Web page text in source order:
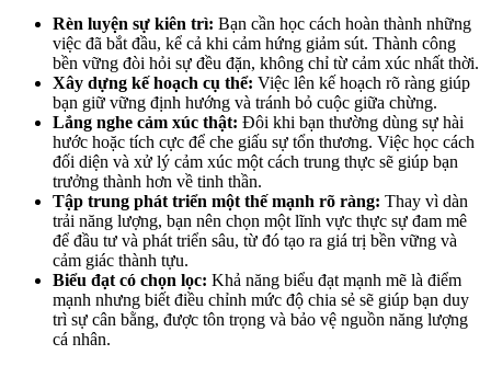
Rèn luyện sự kiên trì: Bạn cần học cách hoàn thành những
việc đã bắt đầu, kể cả khi cảm hứng giảm sút. Thành công
bền vững đòi hỏi sự đều đặn, không chỉ từ cảm xúc nhất thời.
Xây dựng kế hoạch cụ thể: Việc lên kế hoạch rõ ràng giúp
bạn giữ vững định hướng và tránh bỏ cuộc giữa chừng.
Lắng nghe cảm xúc thật: Đôi khi bạn thường dùng sự hài
hước hoặc tích cực để che giấu sự tổn thương. Việc học cách
đối diện và xử lý cảm xúc một cách trung thực sẽ giúp bạn
trưởng thành hơn về tinh thần.
Tập trung phát triển một thế mạnh rõ ràng: Thay vì dàn
trải năng lượng, bạn nên chọn một lĩnh vực thực sự đam mê
để đầu tư và phát triển sâu, từ đó tạo ra giá trị bền vững và
cảm giác thành tựu.
Biểu đạt có chọn lọc: Khả năng biểu đạt mạnh mẽ là điểm
mạnh nhưng biết điều chỉnh mức độ chia sẻ sẽ giúp bạn duy
trì sự cân bằng, được tôn trọng và bảo vệ nguồn năng lượng
cá nhân.